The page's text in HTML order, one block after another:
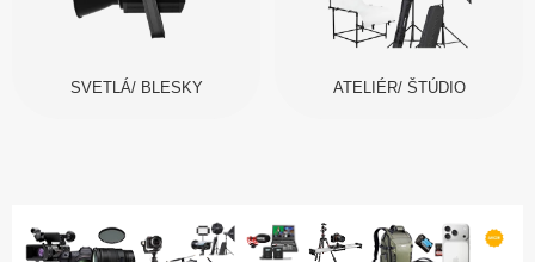
SVETLÁ/ BLESKY ATELIÉR/ ŠTÚDIO